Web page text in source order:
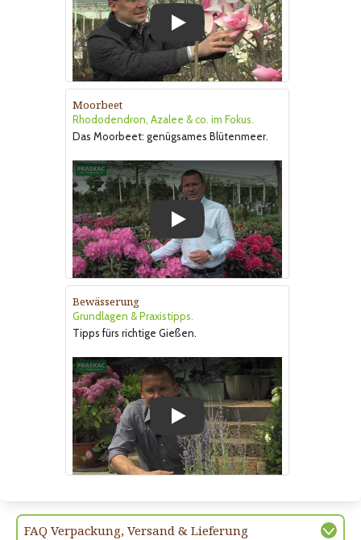
Play
Moorbeet
Rhododendron, Azalee & co. im Fokus.
Das Moorbeet: genügsames Blütenmeer.
Play
Bewässerung
Grundlagen & Praxistipps.
Tipps fürs richtige Gießen.
Play
FAQ Verpackung, Versand & Lieferung